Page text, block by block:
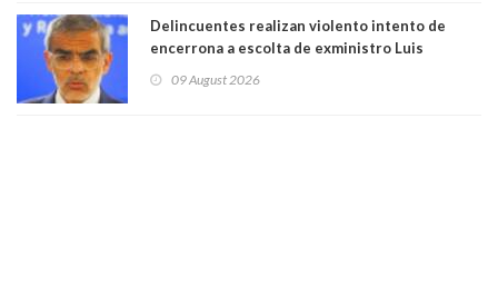
Delincuentes realizan violento intento de
encerrona a escolta de exministro Luis
Lo Espejo
09 August 2026